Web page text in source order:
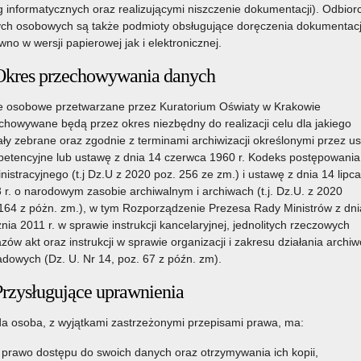
2019/2020
2020/2021
informatycznych oraz realizującymi niszczenie dokumentacji).
osobowych są także podmioty obsługujące doręczenia
w wersji papierowej jak i elektronicznej.
przechowywania danych
osobowe przetwarzane przez Kuratorium Oświaty w Krakowie
będą przez okres niezbędny do realizacji celu dla jakiego
zebrane oraz zgodnie z terminami archiwizacji określonymi przez
lub ustawę z dnia 14 czerwca 1960 r. Kodeks postępowania
(t.j Dz.U z 2020 poz. 256 ze zm.) i ustawę z dnia 14 lipca
r. o narodowym zasobie archiwalnym i archiwach (t.j. Dz.U. z 2020
z póżn. zm.), w tym Rozporządzenie Prezesa Rady Ministrów z
2011 r. w sprawie instrukcji kancelaryjnej, jednolitych rzeczowych
akt oraz instrukcji w sprawie organizacji i zakresu działania
(Dz. U. Nr 14, poz. 67 z późn. zm).
uprawnienia
osoba, z wyjątkami zastrzeżonymi przepisami prawa, ma:
prawo dostępu do swoich danych oraz otrzymywania ich kopii,